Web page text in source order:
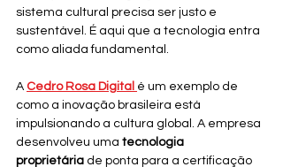
sistema cultural precisa ser justo e
sustentável. É aqui que a tecnologia entra
como aliada fundamental.
A Cedro Rosa Digital é um exemplo de
como a inovação brasileira está
impulsionando a cultura global. A empresa
desenvolveu uma tecnologia
proprietária de ponta para a certificação